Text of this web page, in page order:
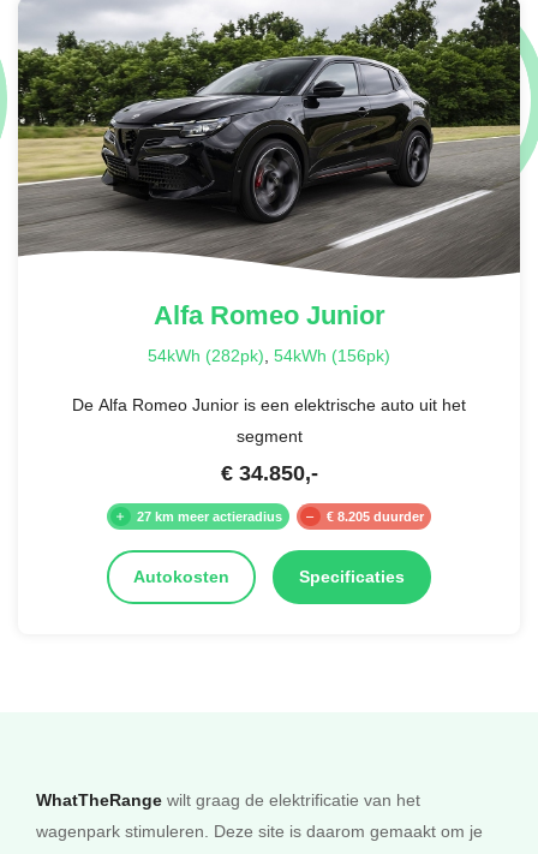
€ 1.795,-
IVORY SILVER MATTE METALLIC
Alfa RomeoJunior
54kWh (282pk), 54kWh (156pk)
De Alfa Romeo Junior is een elektrische auto uit het
segment
€ 34.850,-
27 km meer actieradius € 8.205 duurder
Autokosten Specificaties
WhatTheRange wilt graag de elektrificatie van het
wagenpark stimuleren. Deze site is daarom gemaakt om je